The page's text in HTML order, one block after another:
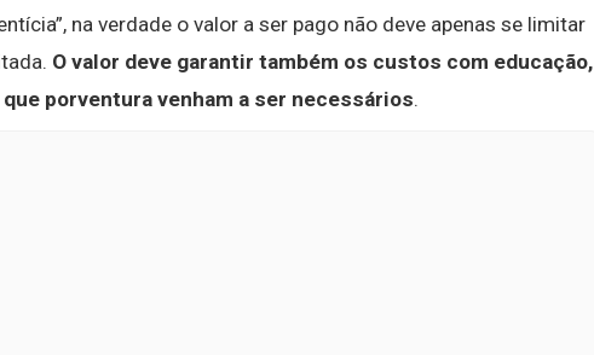
na verdade o valor a ser pago não deve apenas se limitar
O valor deve garantir também os custos com educação,
porventura venham a ser necessários.